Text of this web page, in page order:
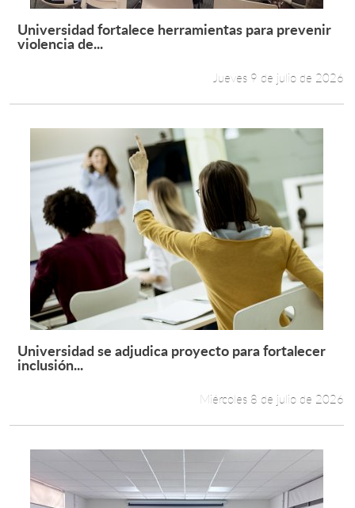
Leer más +
Universidad fortalece herramientas para prevenir
violencia de...
Jueves 9 de julio de 2026
Leer más +
Universidad se adjudica proyecto para fortalecer
inclusión...
Miércoles 8 de julio de 2026